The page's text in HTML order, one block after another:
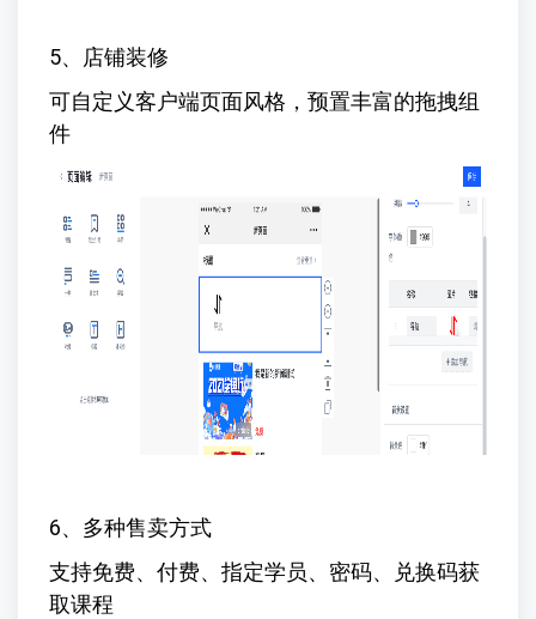
5、店铺装修
可自定义客户端页面风格，预置丰富的拖拽组
件
6、多种售卖方式
支持免费、付费、指定学员、密码、兑换码获
取课程